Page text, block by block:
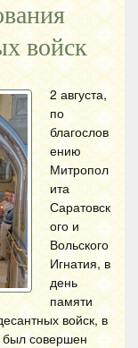
войск
2 августа,
по
благослов
ению
Митропол
ита
Саратовск
ого и
Вольского
Игнатия, в
день
памяти
войск, в
совершен